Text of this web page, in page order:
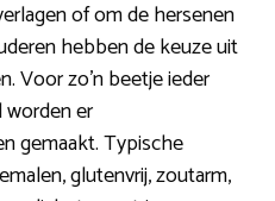
of om de hersenen
hebben de keuze uit
Voor zo’n beetje ieder
er
gemaakt. Typische
glutenvrij, zoutarm,